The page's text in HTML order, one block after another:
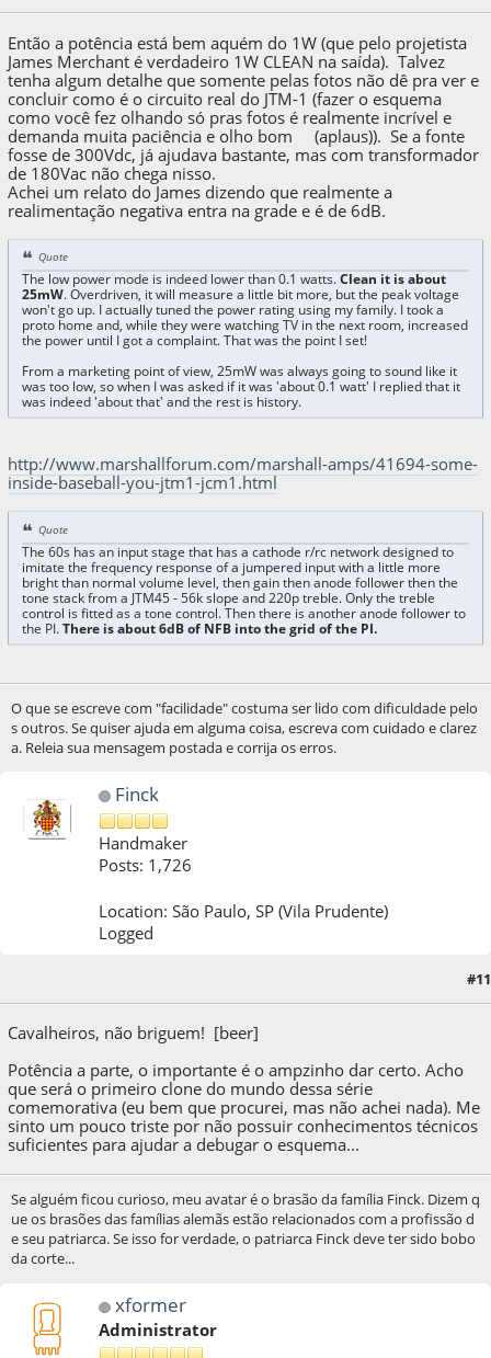
Então a potência está bem aquém do 1W (que pelo projetista
James Merchant é verdadeiro 1W CLEAN na saída). Talvez
tenha algum detalhe que somente pelas fotos não dê pra ver e
concluir como é o circuito real do JTM-1 (fazer o esquema
como você fez olhando só pras fotos é realmente incrível e
demanda muita paciência e olho bom (aplaus)). Se a fonte
fosse de 300Vdc, já ajudava bastante, mas com transformador
de 180Vac não chega nisso.
Achei um relato do James dizendo que realmente a
realimentação negativa entra na grade e é de 6dB.
Quote
The low power mode is indeed lower than 0.1 watts. Clean it is about
25mW. Overdriven, it will measure a little bit more, but the peak voltage
won't go up. I actually tuned the power rating using my family. I took a
proto home and, while they were watching TV in the next room, increased
the power until I got a complaint. That was the point I set!
From a marketing point of view, 25mW was always going to sound like it
was too low, so when I was asked if it was 'about 0.1 watt' I replied that it
was indeed 'about that' and the rest is history.
http://www.marshallforum.com/marshall-amps/41694-some-
inside-baseball-you-jtm1-jcm1.html
Quote
The 60s has an input stage that has a cathode r/rc network designed to
imitate the frequency response of a jumpered input with a little more
bright than normal volume level, then gain then anode follower then the
tone stack from a JTM45 - 56k slope and 220p treble. Only the treble
control is fitted as a tone control. Then there is another anode follower to
the PI. There is about 6dB of NFB into the grid of the PI.
O que se escreve com "facilidade" costuma ser lido com dificuldade pelo
s outros. Se quiser ajuda em alguma coisa, escreva com cuidado e clarez
a. Releia sua mensagem postada e corrija os erros.
Finck
Handmaker
Posts: 1,726
Location: São Paulo, SP (Vila Prudente)
Logged
#11
Cavalheiros, não briguem! [beer]
Potência a parte, o importante é o ampzinho dar certo. Acho
que será o primeiro clone do mundo dessa série
comemorativa (eu bem que procurei, mas não achei nada). Me
sinto um pouco triste por não possuir conhecimentos técnicos
suficientes para ajudar a debugar o esquema...
Se alguém ficou curioso, meu avatar é o brasão da família Finck. Dizem q
ue os brasões das famílias alemãs estão relacionados com a profissão d
e seu patriarca. Se isso for verdade, o patriarca Finck deve ter sido bobo
da corte...
xformer
Administrator